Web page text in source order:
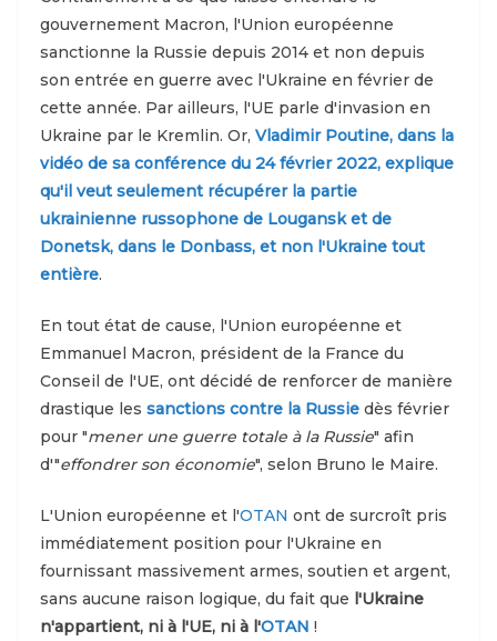
gouvernement Macron, l'Union européenne
sanctionne la Russie depuis 2014 et non depuis
son entrée en guerre avec l'Ukraine en février de
cette année. Par ailleurs, l'UE parle d'invasion en
Ukraine par le Kremlin. Or, Vladimir Poutine, dans la
vidéo de sa conférence du 24 février 2022, explique
qu'il veut seulement récupérer la partie
ukrainienne russophone de Lougansk et de
Donetsk, dans le Donbass, et non l'Ukraine tout
entière.
En tout état de cause, l'Union européenne et
Emmanuel Macron, président de la France du
Conseil de l'UE, ont décidé de renforcer de manière
drastique les sanctions contre la Russie dès février
pour "mener une guerre totale à la Russie" afin
d'"effondrer son économie", selon Bruno le Maire.
L'Union européenne et l'OTAN ont de surcroît pris
immédiatement position pour l'Ukraine en
fournissant massivement armes, soutien et argent,
sans aucune raison logique, du fait que l'Ukraine
n'appartient, ni à l'UE, ni à l'OTAN !